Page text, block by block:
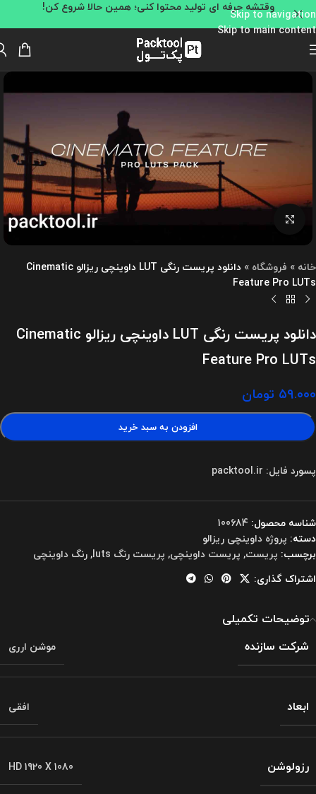
Skip to navigation
Skip to main content
وقتشه حرفه ای تولید محتوا کنی؛ همین حالا شروع کن!
خانه » فروشگاه »
دانلود پریست رنگی LUT داوینچی ریزالو Cinematic
Feature Pro LUTs
دانلود پریست رنگی LUT داوینچی ریزالو Cinematic
Feature Pro LUTs
۵۹.۰۰۰ تومان
افزودن به سبد خرید
پسورد فایل: packtool.ir
شناسه محصول: 100684
دسته: پروژه داوینچی ریزالو
برچسب: پریست, پریست داوینچی, پریست رنگ luts ,رنگ داوینچی
اشتراک گذاری:
توضیحات تکمیلی
شرکت سازنده
موشن ارری
ابعاد افقی
رزولوشن HD 1920 X 1080